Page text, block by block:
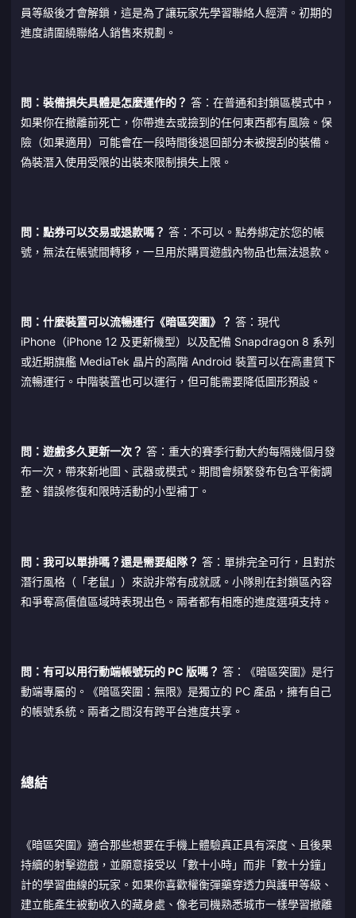
員等級後才會解鎖，這是為了讓玩家先學習聯絡人經濟。初期的
進度請圍繞聯絡人銷售來規劃。
問：裝備損失具體是怎麼運作的？ 答：在普通和封鎖區模式中，
如果你在撤離前死亡，你帶進去或撿到的任何東西都有風險。保
險（如果適用）可能會在一段時間後退回部分未被搜刮的裝備。
偽裝潛入使用受限的出裝來限制損失上限。
問：點券可以交易或退款嗎？ 答：不可以。點券綁定於您的帳
號，無法在帳號間轉移，一旦用於購買遊戲內物品也無法退款。
問：什麼裝置可以流暢運行《暗區突圍》？ 答：現代
iPhone（iPhone 12 及更新機型）以及配備 Snapdragon 8 系列
或近期旗艦 MediaTek 晶片的高階 Android 裝置可以在高畫質下
流暢運行。中階裝置也可以運行，但可能需要降低圖形預設。
問：遊戲多久更新一次？ 答：重大的賽季行動大約每隔幾個月發
布一次，帶來新地圖、武器或模式。期間會頻繁發布包含平衡調
整、錯誤修復和限時活動的小型補丁。
問：我可以單排嗎？還是需要組隊？ 答：單排完全可行，且對於
潛行風格（「老鼠」）來說非常有成就感。小隊則在封鎖區內容
和爭奪高價值區域時表現出色。兩者都有相應的進度選項支持。
問：有可以用行動端帳號玩的 PC 版嗎？ 答：《暗區突圍》是行
動端專屬的。《暗區突圍：無限》是獨立的 PC 產品，擁有自己
的帳號系統。兩者之間沒有跨平台進度共享。
總結
《暗區突圍》適合那些想要在手機上體驗真正具有深度、且後果
持續的射擊遊戲，並願意接受以「數十小時」而非「數十分鐘」
計的學習曲線的玩家。如果你喜歡權衡彈藥穿透力與護甲等級、
建立能產生被動收入的藏身處、像老司機熟悉城市一樣學習撤離